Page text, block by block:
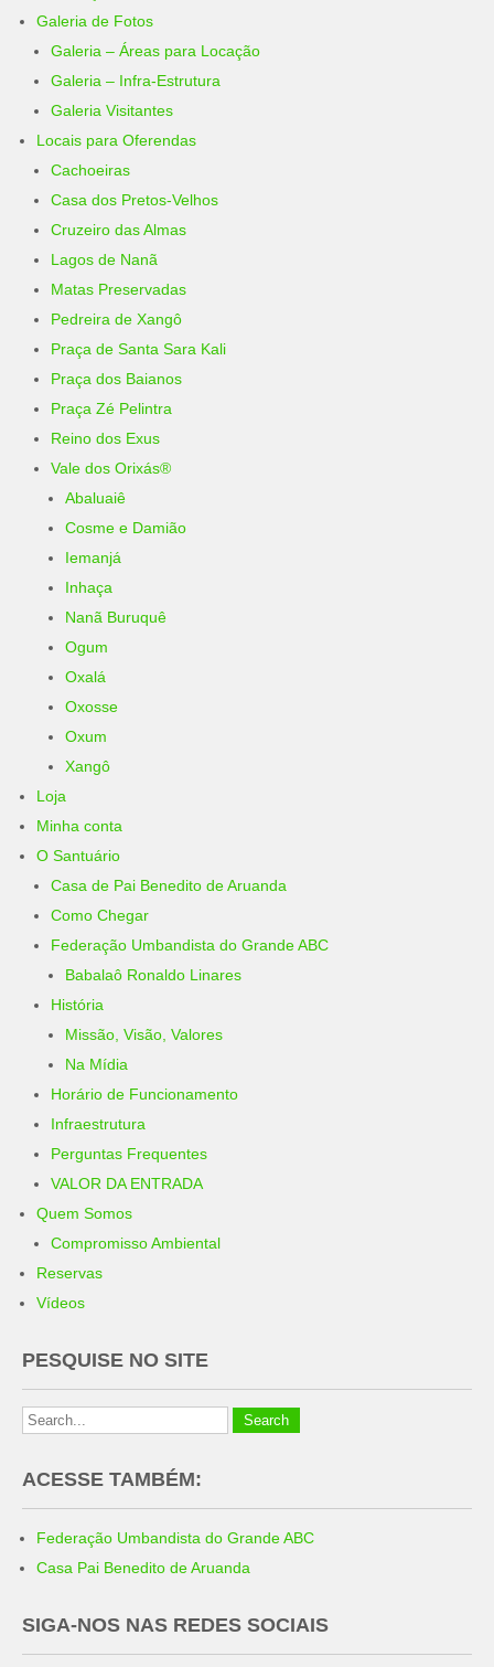
Galeria de Fotos
Galeria – Áreas para Locação
Galeria – Infra-Estrutura
Galeria Visitantes
Locais para Oferendas
Cachoeiras
Casa dos Pretos-Velhos
Cruzeiro das Almas
Lagos de Nanã
Matas Preservadas
Pedreira de Xangô
Praça de Santa Sara Kali
Praça dos Baianos
Praça Zé Pelintra
Reino dos Exus
Vale dos Orixás®
Abaluaiê
Cosme e Damião
Iemanjá
Inhaça
Nanã Buruquê
Ogum
Oxalá
Oxosse
Oxum
Xangô
Loja
Minha conta
O Santuário
Casa de Pai Benedito de Aruanda
Como Chegar
Federação Umbandista do Grande ABC
Babalaô Ronaldo Linares
História
Missão, Visão, Valores
Na Mídia
Horário de Funcionamento
Infraestrutura
Perguntas Frequentes
VALOR DA ENTRADA
Quem Somos
Compromisso Ambiental
Reservas
Vídeos
PESQUISE NO SITE
ACESSE TAMBÉM:
Federação Umbandista do Grande ABC
Casa Pai Benedito de Aruanda
SIGA-NOS NAS REDES SOCIAIS